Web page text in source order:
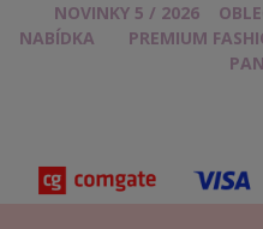
NOVINKY 5 / 2026
NABÍDKA
PREMIUM